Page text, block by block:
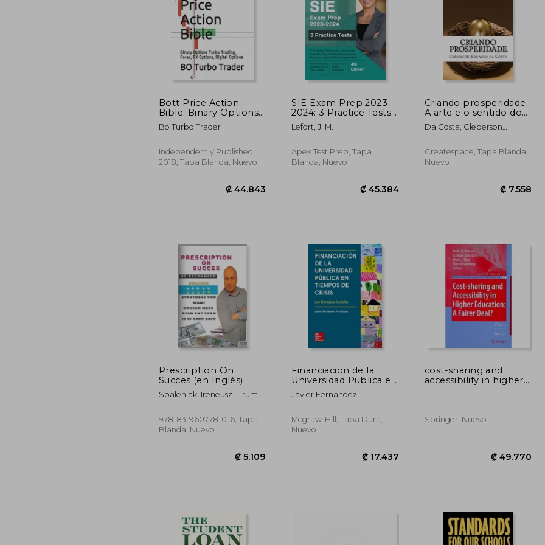
Bott Price Action
Bible: Binary Options
Turbo Trading, Forex,
fx Options, Digital
Bo Turbo Trader
Independently Published,
2018, Tapa Blanda, Nuevo
₡ 44.843
SIE Exam Prep 2023 -
2024: 3 Practice Tests
and Securities Industry
Essentials Study Guide
Assessment [4th
Edition] (en Inglés)
Lefort, J. M.
Apex Test Prep, Tapa
Blanda, Nuevo
Criando prosperidade:
A arte e o sentido do
processo criativo (en
Portugués)
Da Costa, Cleberson
Createspace, Tapa Blanda,
Nuevo
Prescription On
Succes (en Inglés)
Spaleniak, Ireneusz ; Trum,
978-83-960778-0-6, Tapa
Blanda, Nuevo
Financiacion de la
Universidad Publica en
Tiempos de Crisis
Javier Fernandez
Mcgraw-Hill, Tapa Dura,
Nuevo
cost-sharing and
accessibility in higher
Springer, Nuevo